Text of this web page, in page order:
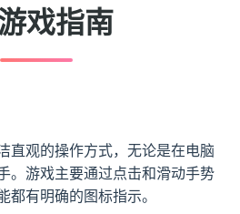
戏指南
直观的操作方式，无论是在电脑
。游戏主要通过点击和滑动手势
有明确的图标指示。